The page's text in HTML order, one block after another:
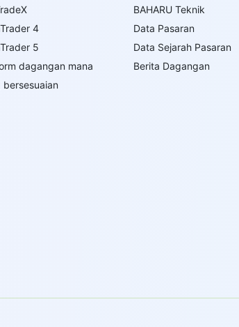
4
5
dagangan mana
bersesuaian
BAHARU Teknik
Data Pasaran
Data Sejarah Pasaran
Berita Dagangan